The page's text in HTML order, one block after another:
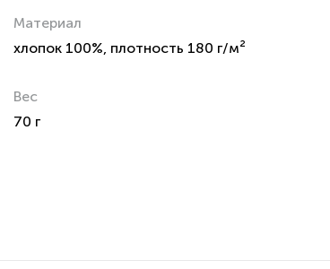
Материал
хлопок 100%, плотность 180 г/м²
Вес
70 г